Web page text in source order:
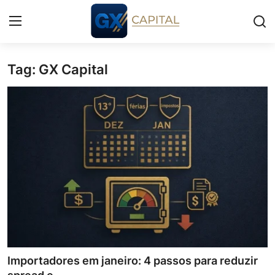
Entrar
Contato
Tag: GX Capital
Importadores em janeiro: 4 passos para reduzir